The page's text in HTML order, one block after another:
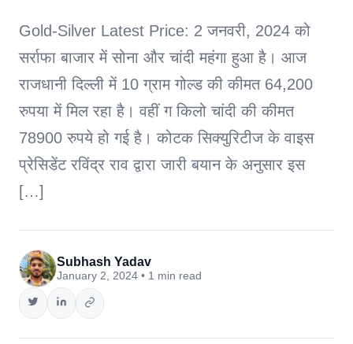
Gold-Silver Latest Price: 2 जनवरी, 2024 को
सर्राफा बाजार में सोना और चांदी महंगा हुआ है। आज
राजधानी दिल्ली में 10 ग्राम गोल्ड की कीमत 64,200
रुपया में मिल रहा है। वहीं ग किलो चांदी की कीमत
78900 रुपये हो गई है। कोटक सिक्युरिटीज के वाइस
प्रेसिडेंट रविंद्र राव द्वारा जारी बयान के अनुसार इस
[…]
Subhash Yadav
January 2, 2024 • 1 min read